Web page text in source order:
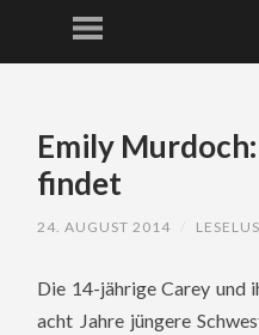
Menu
CONTENT
Emily
findet
24. AUGUST 2014
Die 14-jährige Carey und
acht Jahre jüngere